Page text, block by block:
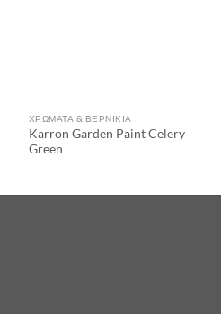
ΧΡΏΜΑΤΑ & ΒΕΡΝΊΚΙΑ
Karron Garden Paint Celery
Green